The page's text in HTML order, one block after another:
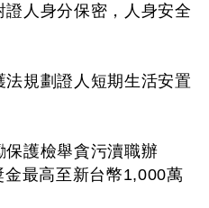
證人身分保密，人身安全
法規劃證人短期生活安置
保護檢舉貪污瀆職辦
最高至新台幣1,000萬